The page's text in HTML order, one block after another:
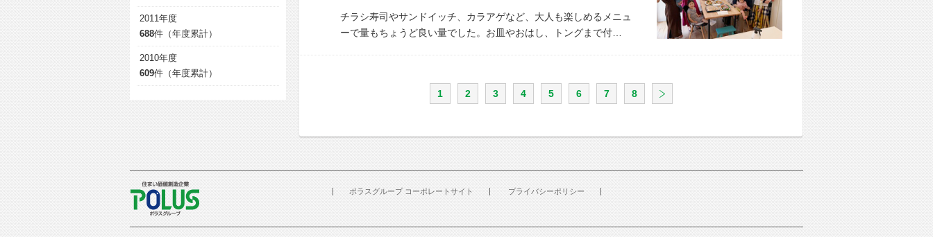
チラシ寿司やサンドイッチ、カラアゲなど、大人も楽しめるメニュ
ーで量もちょうど良い量でした。お皿やおはし、トングまで付…
1 2 3 4 5 6 7 8
2011年度
688件（年度累計）
2010年度
609件（年度累計）
ポラスグループ コーポレートサイト
プライバシーポリシー